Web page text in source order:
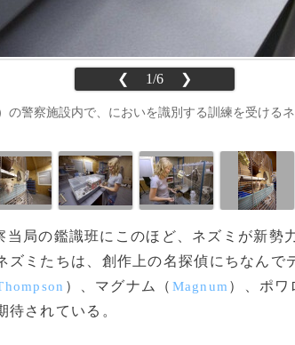
❮ 1/6 ❯
の警察施設内で、においを識別する訓練を受けるネ
当局の鑑識班にこのほど、ネズミが新勢
ズミたちは、創作上の名探偵にちなんで
）、マグナム（ Magnum ）、ポワ
されている。